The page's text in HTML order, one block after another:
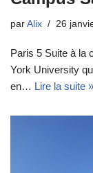
par Alix 26
Paris 5 Suite à la
York University
en… Lire la suite »